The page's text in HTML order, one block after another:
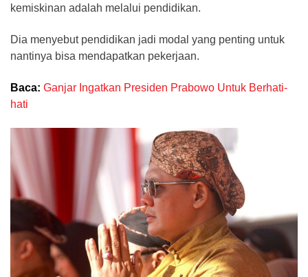
kemiskinan adalah melalui pendidikan.
Dia menyebut pendidikan jadi modal yang penting untuk
nantinya bisa mendapatkan pekerjaan.
Baca: Ganjar Ingatkan Presiden Prabowo Untuk Berhati-
hati